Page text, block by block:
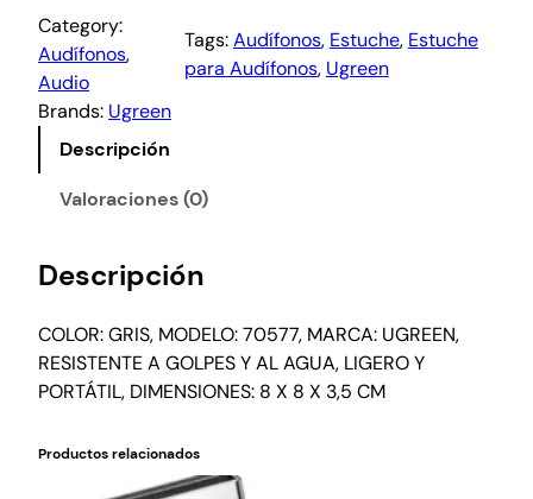
Category:
Audífonos
Audio
Tags:Audífonos, Estuche, Estuche
para Audífonos, Ugreen
Brands: Ugreen
Descripción
Valoraciones (0)
Descripción
COLOR: GRIS, MODELO: 70577, MARCA: UGREEN,
RESISTENTE A GOLPES Y AL AGUA, LIGERO Y
PORTÁTIL, DIMENSIONES: 8 X 8 X 3,5 CM
Productos relacionados